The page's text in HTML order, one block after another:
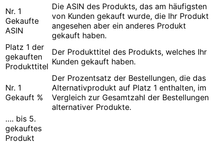
Nr. 1
Gekaufte
ASIN
Die ASIN des Produkts, das am häufigsten
von Kunden gekauft wurde, die Ihr Produkt
angesehen aber ein anderes Produkt
gekauft haben.
Platz 1 der
gekauften
Produkttitel
Der Produkttitel des Produkts, welches Ihr
Kunden gekauft haben.
Nr. 1
Gekauft %
Der Prozentsatz der Bestellungen, die das
Alternativprodukt auf Platz 1 enthalten, im
Vergleich zur Gesamtzahl der Bestellungen
alternativer Produkte.
…. bis 5.
gekauftes
Produkt